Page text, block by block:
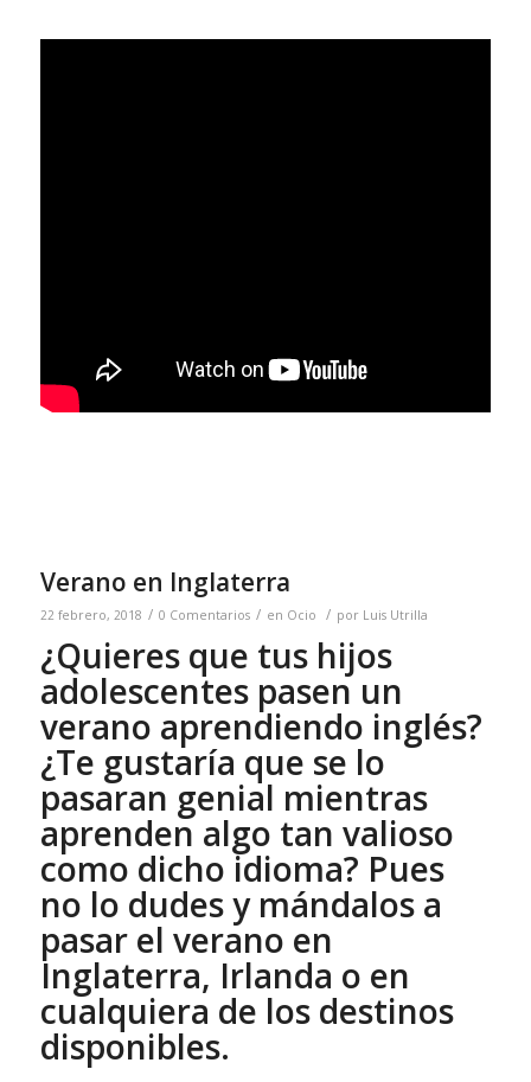
Verano en Inglaterra
22 febrero, 2018 / 0 Comentarios / en Ocio / por Luis Utrilla
¿Quieres que tus hijos
adolescentes pasen un
verano aprendiendo inglés?
¿Te gustaría que se lo
pasaran genial mientras
aprenden algo tan valioso
como dicho idioma? Pues
no lo dudes y mándalos a
pasar el verano en
Inglaterra, Irlanda o en
cualquiera de los destinos
disponibles.